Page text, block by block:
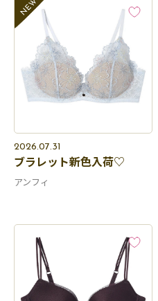
2026.07.31
ブラレット新色入荷♡
アンフィ